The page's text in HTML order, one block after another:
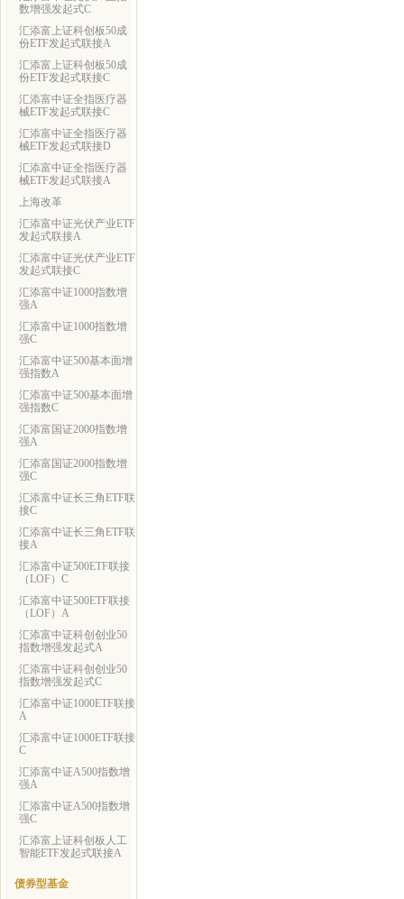
数增强发起式C
汇添富上证科创板50成
份ETF发起式联接A
汇添富上证科创板50成
份ETF发起式联接C
汇添富中证全指医疗器
械ETF发起式联接C
汇添富中证全指医疗器
械ETF发起式联接D
汇添富中证全指医疗器
械ETF发起式联接A
上海改革
汇添富中证光伏产业ETF
发起式联接A
汇添富中证光伏产业ETF
发起式联接C
汇添富中证1000指数增
强A
汇添富中证1000指数增
强C
汇添富中证500基本面增
强指数A
汇添富中证500基本面增
强指数C
汇添富国证2000指数增
强A
汇添富国证2000指数增
强C
汇添富中证长三角ETF联
接C
汇添富中证长三角ETF联
接A
汇添富中证500ETF联接
（LOF）C
汇添富中证500ETF联接
（LOF）A
汇添富中证科创创业50
指数增强发起式A
汇添富中证科创创业50
指数增强发起式C
汇添富中证1000ETF联接
A
汇添富中证1000ETF联接
C
汇添富中证A500指数增
强A
汇添富中证A500指数增
强C
汇添富上证科创板人工
智能ETF发起式联接A
债券型基金